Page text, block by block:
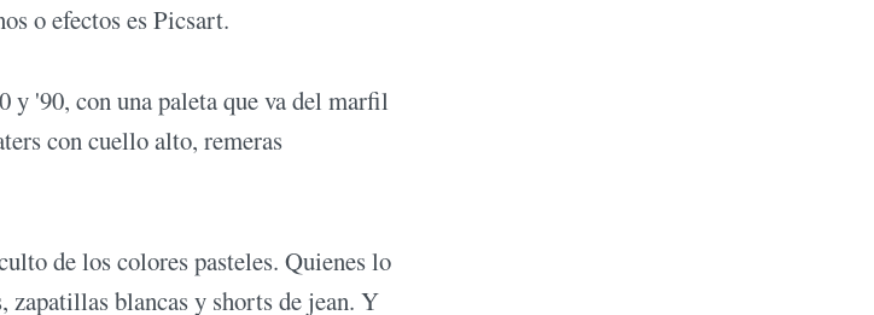
o efectos es Picsart.
y '90, con una paleta que va del marfil
con cuello alto, remeras
de los colores pasteles. Quienes lo
zapatillas blancas y shorts de jean. Y